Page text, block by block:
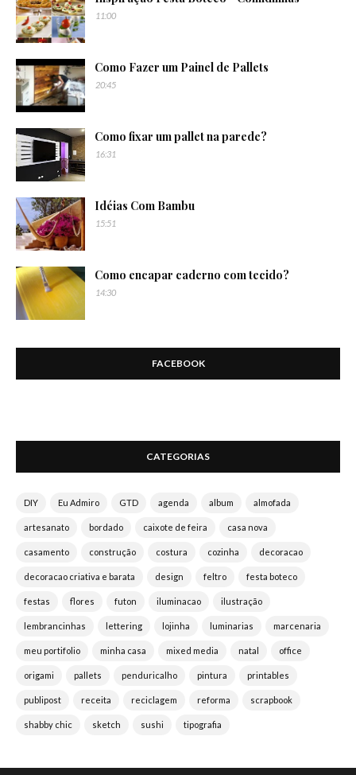
11:00
Como Fazer um Painel de Pallets
20:45
Como fixar um pallet na parede?
16:31
Idéias Com Bambu
15:51
Como encapar caderno com tecido?
14:30
FACEBOOK
CATEGORIAS
DIY Eu Admiro GTD agenda album almofada
artesanato bordado caixote de feira casa nova
casamento construção costura cozinha decoracao
decoracao criativa e barata design feltro festa boteco
festas flores futon iluminacao ilustração
lembrancinhas lettering lojinha luminarias marcenaria
meu portifolio minha casa mixed media natal office
origami pallets penduricalho pintura printables
publipost receita reciclagem reforma scrapbook
shabby chic sketch sushi tipografia